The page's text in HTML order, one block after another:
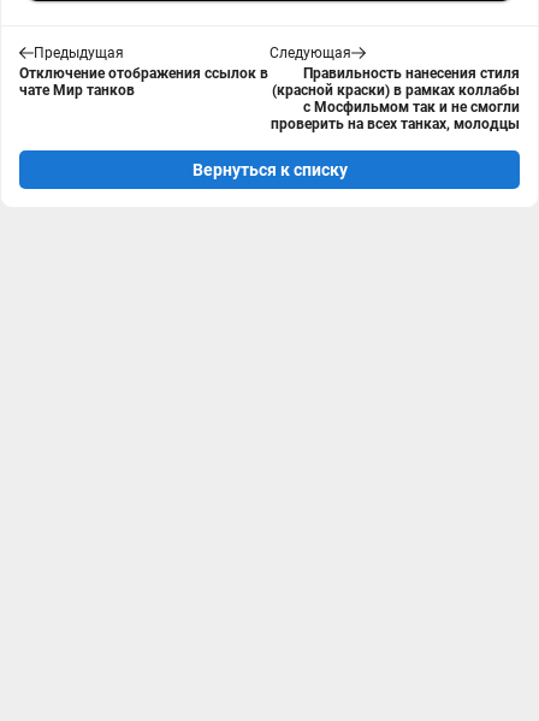
Предыдущая
Отключение отображения ссылок в
чате Мир танков
Следующая
Правильность нанесения стиля
(красной краски) в рамках коллабы
с Мосфильмом так и не смогли
проверить на всех танках, молодцы
Вернуться к списку